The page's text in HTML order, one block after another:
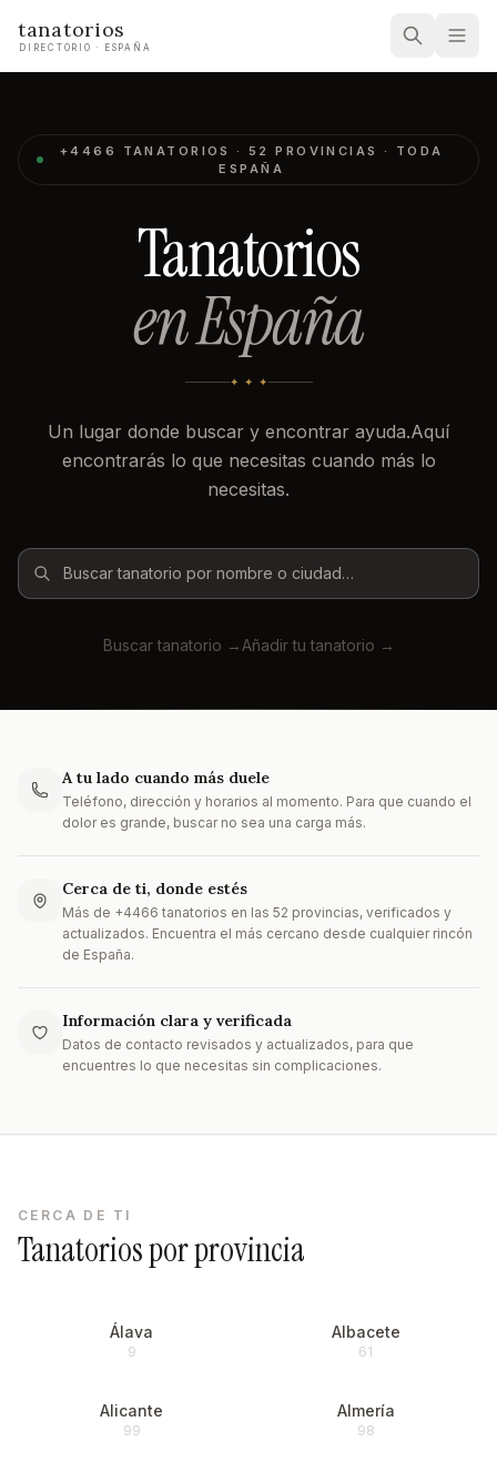
tanatorios
DIRECTORIO · ESPAÑA
+4466
TANATORIOS · 52 PROVINCIAS · TODA
ESPAÑA
Tanatorios
en España
✦ ✦ ✦
Un lugar donde buscar y encontrar ayuda.Aquí
encontrarás lo que necesitas cuando más lo
necesitas.
Buscar tanatorio →Añadir tu tanatorio →
A tu lado cuando más duele
Teléfono, dirección y horarios al momento. Para que cuando el
dolor es grande, buscar no sea una carga más.
Cerca de ti, donde estés
Más de +4466 tanatorios en las 52 provincias, verificados y
actualizados. Encuentra el más cercano desde cualquier rincón
de España.
Información clara y verificada
Datos de contacto revisados y actualizados, para que
encuentres lo que necesitas sin complicaciones.
CERCA DE TI
Tanatorios por provincia
Álava
9
Albacete
61
Alicante
99
Almería
98